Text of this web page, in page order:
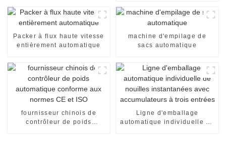
carton, pour emballage de
nouilles instantanées en
sachets individuels. Ligne
de production de
conditionnement.
Packer à flux haute vitesse
entièrement automatique
machine d'empilage de
sacs automatique
fournisseur chinois de
contrôleur de poids
Ligne d'emballage
automatique individuelle de